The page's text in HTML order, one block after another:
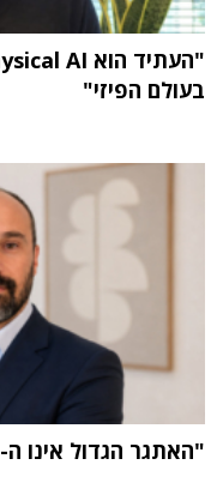
בעולם הפיזי"
"האתגר הגדול אינו ה-AI אלא הטמעתה בארגון"